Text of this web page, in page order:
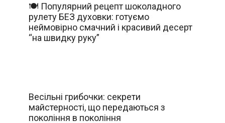
🍽️ Популярний рецепт шоколадного
рулету БЕЗ духовки: готуємо
неймовірно смачний і красивий десерт
“на швидку руку”
Весільні грибочки: секрети
майстерності, що передаються з
покоління в покоління